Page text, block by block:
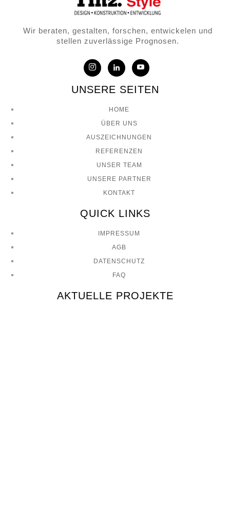
Wir beraten, gestalten, forschen, entwickelen und
stellen zuverlässige Prognosen.
UNSERE SEITEN
HOME
ÜBER UNS
AUSZEICHNUNGEN
REFERENZEN
UNSER TEAM
UNSERE PARTNER
KONTAKT
QUICK LINKS
IMPRESSUM
AGB
DATENSCHUTZ
FAQ
AKTUELLE PROJEKTE